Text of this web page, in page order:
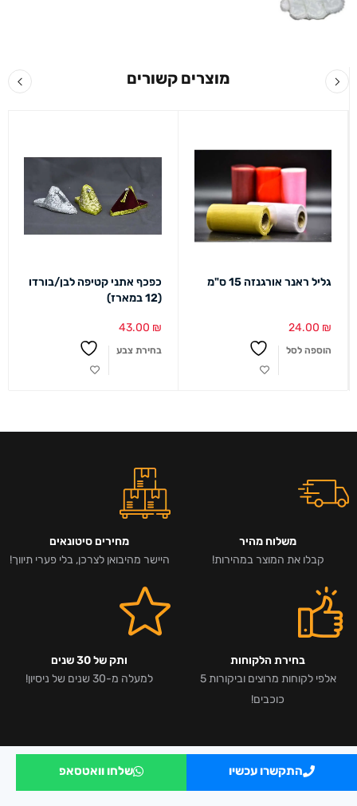
מוצרים קשורים
גליל ראנר אורגנזה 15 ס"מ
24.00 ₪
הוספה לסל
כפכף אתני קטיפה לבן/בורדו
(12 במארז)
43.00 ₪
בחירת צבע
משלוח מהיר
קבלו את המוצר במהירות!
מחירים סיטונאים
היישר מהיבואן לצרכן, בלי פערי תיווך!
בחירת הלקוחות
אלפי לקוחות מרוצים וביקורות 5
כוכבים!
ותק של 30 שנים
למעלה מ-30 שנים של ניסיון!
התקשרו עכשיו שלחו וואטסאפ